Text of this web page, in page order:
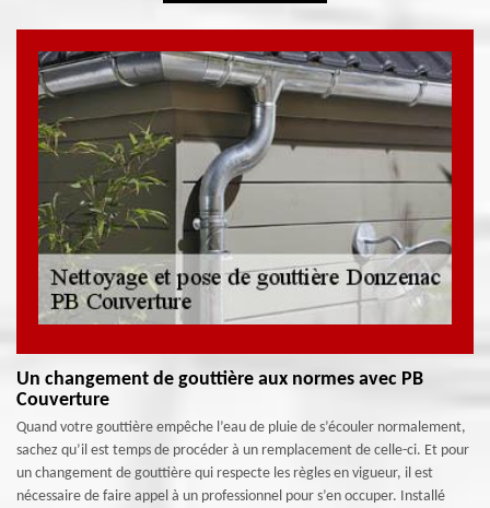
Un changement de gouttière aux normes avec PB
Couverture
Quand votre gouttière empêche l’eau de pluie de s’écouler normalement,
sachez qu’il est temps de procéder à un remplacement de celle-ci. Et pour
un changement de gouttière qui respecte les règles en vigueur, il est
nécessaire de faire appel à un professionnel pour s’en occuper. Installé